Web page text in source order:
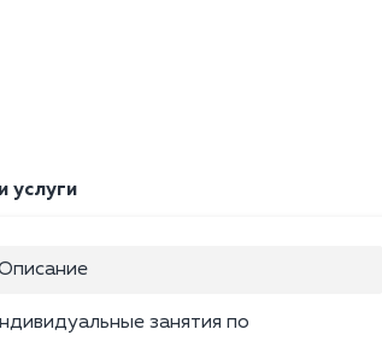
услуги
занятия по